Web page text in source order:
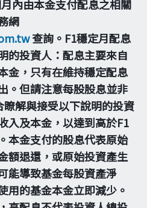
內由本金支付配息之相關
網
查詢。F1穩定月配息
的投資人：配息主要來自
金，只有在維持穩定配息
。但請注意每股股息並非
解與接受以下說明的投資
入及本金，以達到高於F1
本金支付的股息代表原始
額退還，或原始投資產生
能導致基金每股資產淨
用的基金本金立即減少。